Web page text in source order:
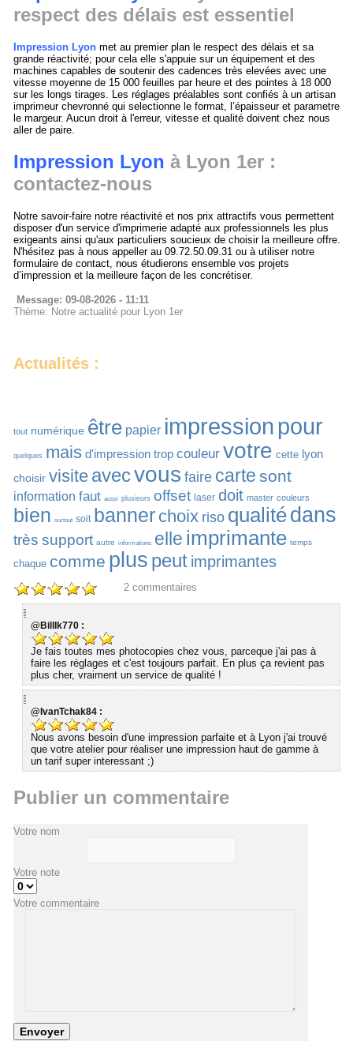
respect des délais est essentiel
Impression Lyon met au premier plan le respect des délais et sa
grande réactivité; pour cela elle s'appuie sur un équipement et des
machines capables de soutenir des cadences très elevées avec une
vitesse moyenne de 15 000 feuilles par heure et des pointes à 18 000
sur les longs tirages. Les réglages préalables sont confiés à un artisan
imprimeur chevronné qui selectionne le format, l’épaisseur et parametre
le margeur. Aucun droit à l'erreur, vitesse et qualité doivent chez nous
aller de paire.
Impression Lyon à Lyon 1er :
contactez-nous
Notre savoir-faire notre réactivité et nos prix attractifs vous permettent
disposer d'un service d'imprimerie adapté aux professionnels les plus
exigeants ainsi qu'aux particuliers soucieux de choisir la meilleure offre.
N'hésitez pas à nous appeller au 09.72.50.09.31 ou à utiliser notre
formulaire de contact, nous étudierons ensemble vos projets
d’impression et la meilleure façon de les concrétiser.
Message: 09-08-2026 - 11:11
Thème: Notre actualité pour Lyon 1er
Actualités :
tout numérique être papier impression pour
quelques mais d'impression trop couleur votre cette lyon
choisir visite avecvous faire carte sont
information faut aussi plusieurs offset laser doit master couleurs
bien surtout soit banner choix riso qualitédans
très support autre informations elle imprimante temps
chaque comme plus peut imprimantes
2 commentaires
@BillIk770 :
Je fais toutes mes photocopies chez vous, parceque j'ai pas à
faire les réglages et c'est toujours parfait. En plus ça revient pas
plus cher, vraiment un service de qualité !
@IvanTchak84 :
Nous avons besoin d'une impression parfaite et à Lyon j'ai trouvé
que votre atelier pour réaliser une impression haut de gamme à
un tarif super interessant ;)
Publier un commentaire
Votre nom
Votre note
Votre commentaire